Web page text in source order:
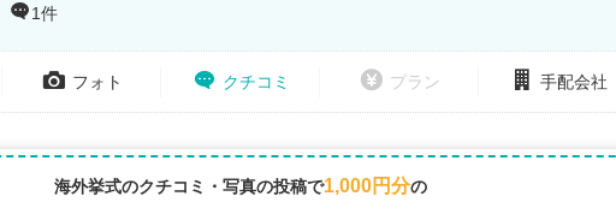
1件
フォト クチコミ プラン 手配会社
海外挙式のクチコミ・写真の投稿で1,000円分の